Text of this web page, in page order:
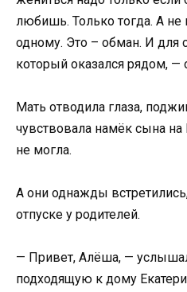
любишь. Только тогда. А не
одному. Это – обман. И для
который оказался рядом, —
Мать отводила глаза,
чувствовала намёк сына на
не могла.
А они однажды
отпуске у родителей.
— Привет, Алёша, —
подходящую к дому